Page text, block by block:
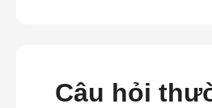
Câu hỏi